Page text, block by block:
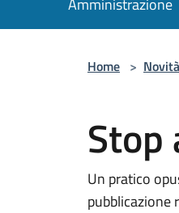
Amministrazione
Home > Novità
Un pratico
pubblicazione